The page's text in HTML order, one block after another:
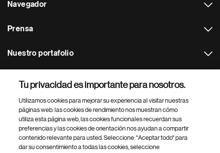
Navegador
Prensa
Nuestro portafolio
Footer Site Search
Tu privacidad es importante para nosotros.
Utilizamos cookies para mejorar su experiencia al visitar nuestras
páginas web: las cookies de rendimiento nos muestran cómo
utiliza esta página web, las cookies funcionales recuerdan sus
preferencias y las cookies de orientación nos ayudan a compartir
contenido relevante para usted. Seleccione: "Aceptar todo" para
dar su consentimiento a todas las cookies, seleccione